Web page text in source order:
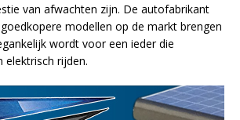
van afwachten zijn. De autofabrikant
modellen op de markt brengen
wordt voor een ieder die
elektrisch rijden.